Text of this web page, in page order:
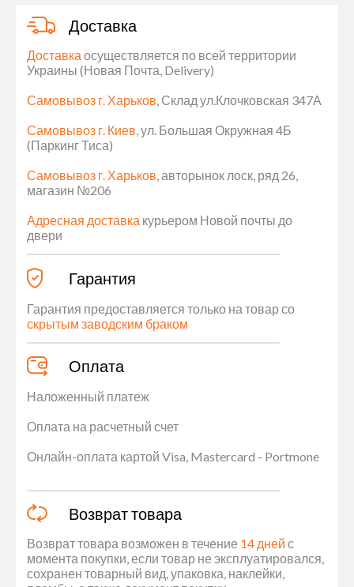
Доставка
Доставка осуществляется по всей территории
Украины (Новая Почта, Delivery)
Самовывоз г. Харьков, Склад ул.Клочковская 347А
Самовывоз г. Киев, ул. Большая Окружная 4Б
(Паркинг Тиса)
Самовывоз г. Харьков, авторынок лоск, ряд 26,
магазин №206
Адресная доставка курьером Новой почты до
двери
Гарантия
Гарантия предоставляется только на товар со
скрытым заводским браком
Оплата
Наложенный платеж
Оплата на расчетный счет
Онлайн-оплата картой Visa, Mastercard - Portmone
Возврат товара
Возврат товара возможен в течение 14 дней с
момента покупки, если товар не эксплуатировался,
сохранен товарный вид, упаковка, наклейки,